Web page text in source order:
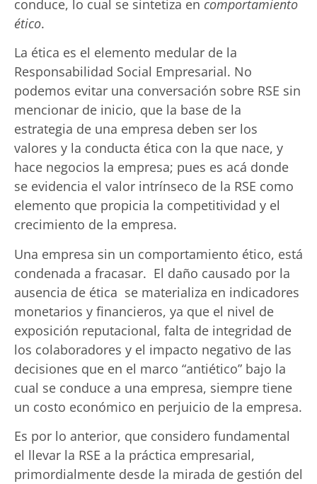
conduce, lo cual se sintetiza en comportamiento
ético.
La ética es el elemento medular de la
Responsabilidad Social Empresarial. No
podemos evitar una conversación sobre RSE sin
mencionar de inicio, que la base de la
estrategia de una empresa deben ser los
valores y la conducta ética con la que nace, y
hace negocios la empresa; pues es acá donde
se evidencia el valor intrínseco de la RSE como
elemento que propicia la competitividad y el
crecimiento de la empresa.
Una empresa sin un comportamiento ético, está
condenada a fracasar. El daño causado por la
ausencia de ética se materializa en indicadores
monetarios y financieros, ya que el nivel de
exposición reputacional, falta de integridad de
los colaboradores y el impacto negativo de las
decisiones que en el marco “antiético” bajo la
cual se conduce a una empresa, siempre tiene
un costo económico en perjuicio de la empresa.
Es por lo anterior, que considero fundamental
el llevar la RSE a la práctica empresarial,
primordialmente desde la mirada de gestión del